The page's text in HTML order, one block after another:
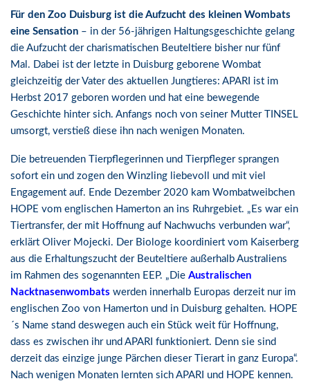
Für den Zoo Duisburg ist die Aufzucht des kleinen Wombats
eine Sensation – in der 56-jährigen Haltungsgeschichte gelang
die Aufzucht der charismatischen Beuteltiere bisher nur fünf
Mal. Dabei ist der letzte in Duisburg geborene Wombat
gleichzeitig der Vater des aktuellen Jungtieres: APARI ist im
Herbst 2017 geboren worden und hat eine bewegende
Geschichte hinter sich. Anfangs noch von seiner Mutter TINSEL
umsorgt, verstieß diese ihn nach wenigen Monaten.
Die betreuenden Tierpflegerinnen und Tierpfleger sprangen
sofort ein und zogen den Winzling liebevoll und mit viel
Engagement auf. Ende Dezember 2020 kam Wombatweibchen
HOPE vom englischen Hamerton an ins Ruhrgebiet. „Es war ein
Tiertransfer, der mit Hoffnung auf Nachwuchs verbunden war“,
erklärt Oliver Mojecki. Der Biologe koordiniert vom Kaiserberg
aus die Erhaltungszucht der Beuteltiere außerhalb Australiens
im Rahmen des sogenannten EEP. „Die Australischen
Nacktnasenwombats werden innerhalb Europas derzeit nur im
englischen Zoo von Hamerton und in Duisburg gehalten. HOPE
´s Name stand deswegen auch ein Stück weit für Hoffnung,
dass es zwischen ihr und APARI funktioniert. Denn sie sind
derzeit das einzige junge Pärchen dieser Tierart in ganz Europa“.
Nach wenigen Monaten lernten sich APARI und HOPE kennen.